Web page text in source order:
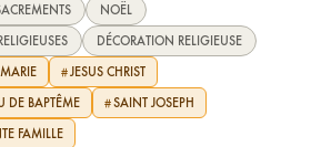
NOËL
DÉCORATION RELIGIEUSE
#JESUS CHRIST
DE BAPTÊME #SAINT JOSEPH
FAMILLE